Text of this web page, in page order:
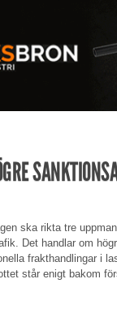
ska rikta tre
Det handlar om
frakthandlingar i
står enigt bakom